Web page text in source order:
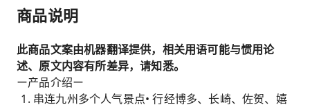
商品说明
此商品文案由机器翻译提供，相关用语可能与惯用论
述、原文内容有所差异，请知悉。
ー产品介绍ー
串连九州多个人气景点• 行经博多、长崎、佐贺、嬉